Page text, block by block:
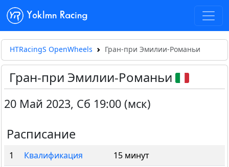
Yoklmn Racing
HTRacingS OpenWheels Гран-при Эмилии-Романьи
Гран-при Эмилии-Романьи
20 Май 2023, Сб 19:00 (мск)
Расписание
1 Квалификация
15 минут